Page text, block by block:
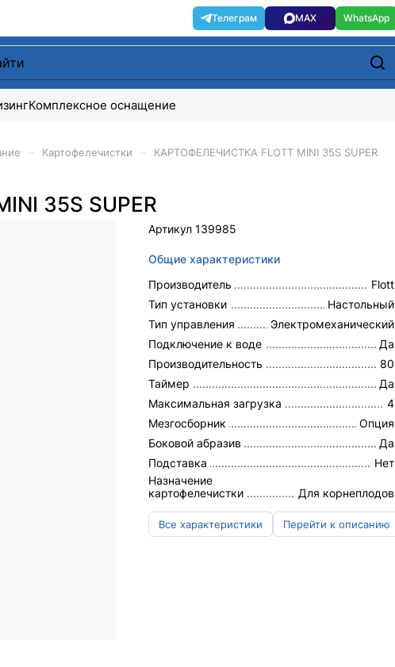
Комплексное оснащение
Картофелечистки КАРТОФЕЛЕЧИСТКА FLOTT MINI 35S SUPER
35S SUPER
Артикул139985
Общие характеристики
Производитель
Flott
Тип установки
Настольный
Тип управления
Электромеханический
Подключение к воде
Да
Производительность
80
Таймер
Да
Максимальная загрузка
4
Мезгосборник
Опция
Боковой абразив
Да
Подставка
Нет
Назначение
картофелечистки
Для корнеплодов
Все характеристики Перейти к описанию